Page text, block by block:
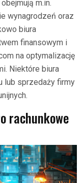
m.in.
wynagrodzeń oraz
biura
finansowym i
na optymalizację
Niektóre biura
lub sprzedaży firmy
rachunkowe